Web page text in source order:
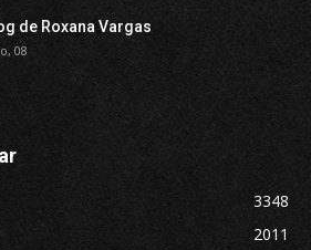
de Roxana Vargas
08
3348
2011